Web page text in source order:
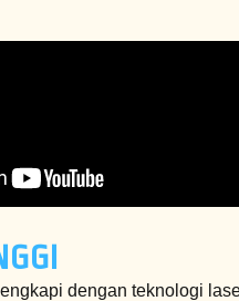
dengan teknologi